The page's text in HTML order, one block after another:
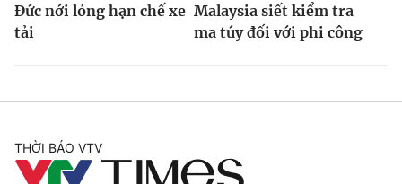
Đức nới lỏng hạn chế xe
tải
Malaysia siết kiểm tra
ma túy đối với phi công
THỜI BÁO VTV